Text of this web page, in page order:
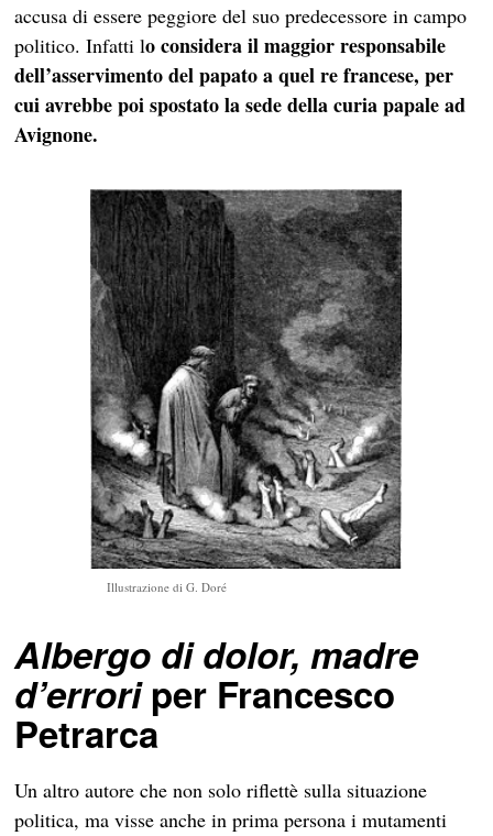
accusa di essere peggiore del suo predecessore in campo
politico. Infatti lo considera il maggior responsabile
dell’asservimento del papato a quel re francese, per
cui avrebbe poi spostato la sede della curia papale ad
Avignone.
Illustrazione di G. Doré
Albergo di dolor, madre
d’erroriper Francesco
Petrarca
Un altro autore che non solo riflettè sulla situazione
politica, ma visse anche in prima persona i mutamenti